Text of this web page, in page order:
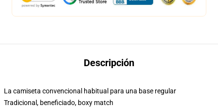
Descripción
La camiseta convencional habitual para una base regular
Tradicional, beneficiado, boxy match